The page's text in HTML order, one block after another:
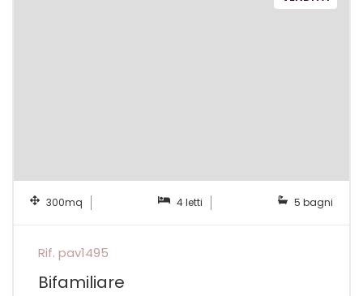
300mq 4 letti 5 bagni
Rif. pav1495
Bifamiliare